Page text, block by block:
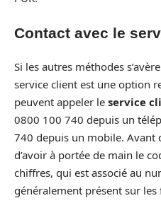
Contact avec le
Si les autres méthodes
service client est une option
peuvent appeler le service
0800 100 740 depuis un
740 depuis un mobile. Avant
d’avoir à portée de main le
chiffres, qui est associé au
généralement présent sur les